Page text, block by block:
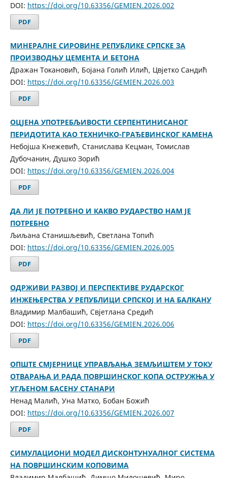
DOI: https://doi.org/10.63356/GEMIEN.2026.002
PDF
МИНЕРАЛНЕ СИРОВИНЕ РЕПУБЛИКЕ СРПСКЕ ЗА
ПРОИЗВОДЊУ ЦЕМЕНТА И БЕТОНА
Дражан Токановић, Бојана Голић Илић, Цвјетко Сандић
DOI: https://doi.org/10.63356/GEMIEN.2026.003
PDF
ОЦЈЕНА УПОТРЕБЉИВОСТИ СЕРПЕНТИНИСАНОГ
ПЕРИДОТИТА КАО ТЕХНИЧКО-ГРАЂЕВИНСКОГ КАМЕНА
Небојша Кнежевић, Станислава Кецман, Томислав
Дубочанин, Душко Зорић
DOI: https://doi.org/10.63356/GEMIEN.2026.004
PDF
ДA ЛИ ЈЕ ПОТРЕБНО И КАКВО РУДАРСТВО НАМ ЈЕ
ПОТРЕБНО
Љиљана Станишљевић, Светлана Топић
DOI: https://doi.org/10.63356/GEMIEN.2026.005
PDF
ОДРЖИВИ РАЗВОЈ И ПЕРСПЕКТИВЕ РУДАРСКОГ
ИНЖЕЊЕРСТВА У РЕПУБЛИЦИ СРПСКОЈ И НА БАЛКАНУ
Владимир Малбашић, Свјетлана Средић
DOI: https://doi.org/10.63356/GEMIEN.2026.006
PDF
ОПШТЕ СМЈЕРНИЦЕ УПРАВЉАЊА ЗЕМЉИШТЕМ У ТОКУ
ОТВАРАЊА И РАДА ПОВРШИНСКОГ КОПА ОСТРУЖЊА У
УГЉЕНОМ БАСЕНУ СТАНАРИ
Ненад Малић, Уна Матко, Бобан Божић
DOI: https://doi.org/10.63356/GEMIEN.2026.007
PDF
СИМУЛАЦИОНИ МОДЕЛ ДИСКОНТУНУАЛНОГ СИСТЕМА
НА ПОВРШИНСКИМ КОПОВИМА